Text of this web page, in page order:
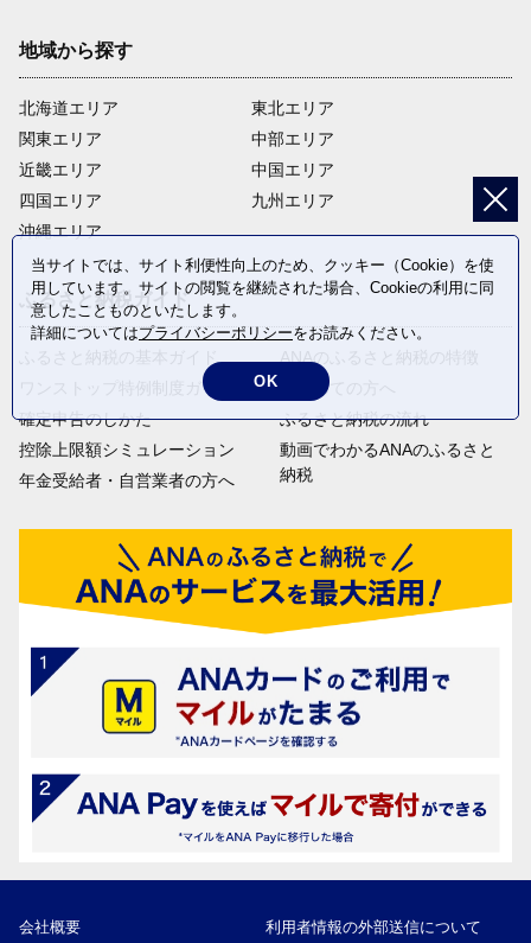
地域から探す
北海道エリア
関東エリア
近畿エリア
四国エリア
沖縄エリア
東北エリア
中部エリア
中国エリア
九州エリア
ふるさと納税ガイド
ふるさと納税の基本ガイド
ワンストップ特例制度ガイド
確定申告のしかた
控除上限額シミュレーション
年金受給者・自営業者の方へ
ANAのふるさと納税の特徴
はじめての方へ
ふるさと納税の流れ
動画でわかるANAのふるさと
納税
会社概要 利用者情報の外部送信について
当サイトでは、サイト利便性向上のため、クッキー（Cookie）を使
用しています。サイトの閲覧を継続された場合、Cookieの利用に同
意したことものといたします。
詳細についてはプライバシーポリシーをお読みください。
OK